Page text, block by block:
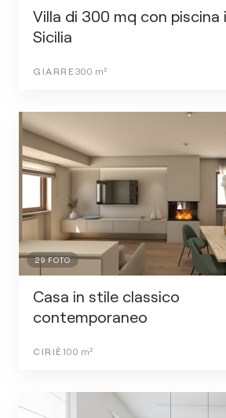
Villa di 300 mq con piscina
Sicilia
GIARRE 300 m²
29FOTO
Casa in stile classico
contemporaneo
CIRIÈ 100 m²